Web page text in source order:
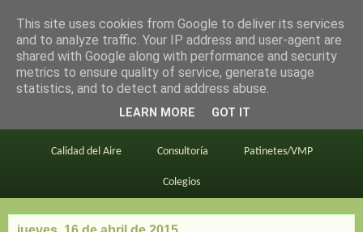
en bici por madrid
Este blog BiciMAD Primeros consejos
Calidad del Aire Consultoría Patinetes/VMP
Colegios
This site uses cookies from Google to deliver its services
and to analyze traffic. Your IP address and user-agent are
shared with Google along with performance and security
metrics to ensure quality of service, generate usage
statistics, and to detect and address abuse.
LEARN MORE GOT IT